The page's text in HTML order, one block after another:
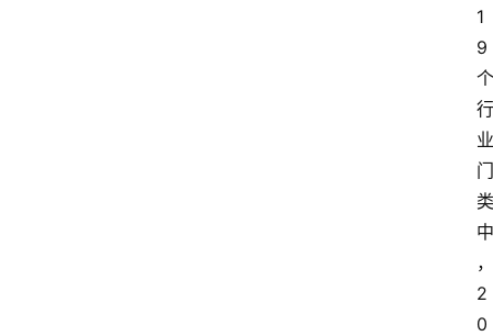
1
9
个
行
业
门
类
中
，
2
0